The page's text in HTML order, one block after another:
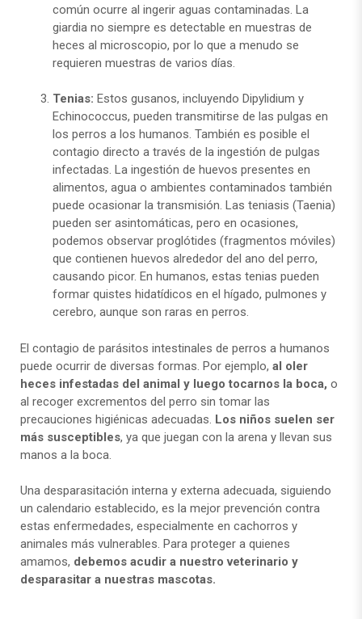
común ocurre al ingerir aguas contaminadas. La
giardia no siempre es detectable en muestras de
heces al microscopio, por lo que a menudo se
requieren muestras de varios días.
Tenias: Estos gusanos, incluyendo Dipylidium y
Echinococcus, pueden transmitirse de las pulgas en
los perros a los humanos. También es posible el
contagio directo a través de la ingestión de pulgas
infectadas. La ingestión de huevos presentes en
alimentos, agua o ambientes contaminados también
puede ocasionar la transmisión. Las teniasis (Taenia)
pueden ser asintomáticas, pero en ocasiones,
podemos observar proglótides (fragmentos móviles)
que contienen huevos alrededor del ano del perro,
causando picor. En humanos, estas tenias pueden
formar quistes hidatídicos en el hígado, pulmones y
cerebro, aunque son raras en perros.
El contagio de parásitos intestinales de perros a humanos
puede ocurrir de diversas formas. Por ejemplo, al oler
heces infestadas del animal y luego tocarnos la boca, o
al recoger excrementos del perro sin tomar las
precauciones higiénicas adecuadas. Los niños suelen ser
más susceptibles, ya que juegan con la arena y llevan sus
manos a la boca.
Una desparasitación interna y externa adecuada, siguiendo
un calendario establecido, es la mejor prevención contra
estas enfermedades, especialmente en cachorros y
animales más vulnerables. Para proteger a quienes
amamos, debemos acudir a nuestro veterinario y
desparasitar a nuestras mascotas.